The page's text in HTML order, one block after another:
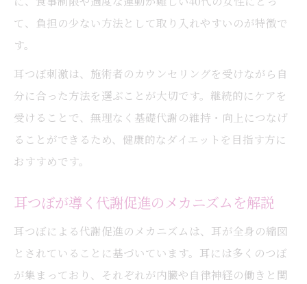
て、負担の少ない方法として取り入れやすいのが特徴で
す。
耳つぼ刺激は、施術者のカウンセリングを受けながら自
分に合った方法を選ぶことが大切です。継続的にケアを
受けることで、無理なく基礎代謝の維持・向上につなげ
ることができるため、健康的なダイエットを目指す方に
おすすめです。
耳つぼが導く代謝促進のメカニズムを解説
耳つぼによる代謝促進のメカニズムは、耳が全身の縮図
とされていることに基づいています。耳には多くのつぼ
が集まっており、それぞれが内臓や自律神経の働きと関